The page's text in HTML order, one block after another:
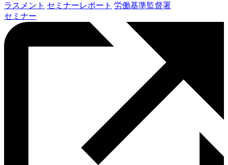
ラスメント セミナーレポート 労働基準監督署
セミナー